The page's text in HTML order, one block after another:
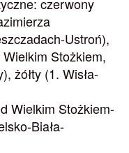
Ustroń),
Wielkim Stożkiem,
żółty (1. Wisła-
Wielkim Stożkiem-
Biała-